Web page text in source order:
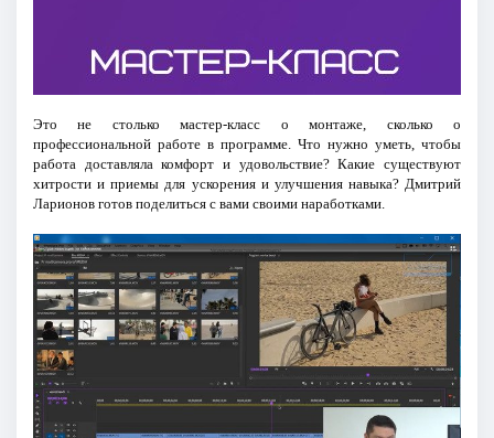
Это не столько мастер-класс о монтаже, сколько о
профессиональной работе в программе. Что нужно уметь, чтобы
работа доставляла комфорт и удовольствие? Какие существуют
хитрости и приемы для ускорения и улучшения навыка? Дмитрий
Ларионов готов поделиться с вами своими наработками.